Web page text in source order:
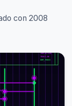
con 2008